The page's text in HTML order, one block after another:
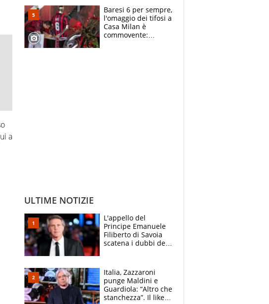
a
circondati
dall'affetto dei tifosi
Baresi 6 per sempre,
l'omaggio dei tifosi a
Casa Milan è
commovente:
ULTIME NOTIZIE
L'appello del
Principe Emanuele
Filiberto di Savoia
scatena i dubbi dei
Italia, Zazzaroni
punge Maldini e
Guardiola: “Altro che
stanchezza”. Il like